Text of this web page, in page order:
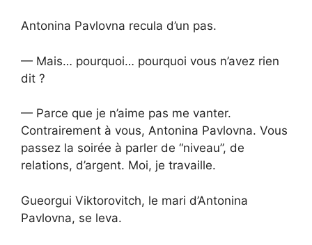
Antonina Pavlovna recula d’un pas.
— Mais… pourquoi… pourquoi vous n’avez rien
dit ?
— Parce que je n’aime pas me vanter.
Contrairement à vous, Antonina Pavlovna. Vous
passez la soirée à parler de “niveau”, de
relations, d’argent. Moi, je travaille.
Gueorgui Viktorovitch, le mari d’Antonina
Pavlovna, se leva.